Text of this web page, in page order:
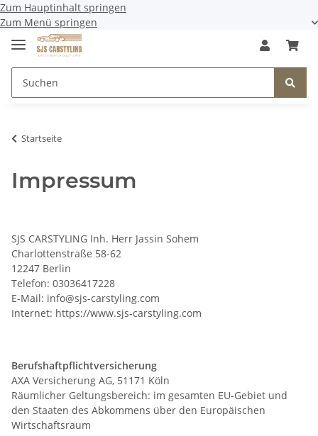
Zum Hauptinhalt springen
Zum Menü springen
Startseite
Impressum
SJS CARSTYLING Inh. Herr Jassin Sohem
Charlottenstraße 58-62
12247 Berlin
Telefon: 03036417228
E-Mail: info@sjs-carstyling.com
Internet: https://www.sjs-carstyling.com
Berufshaftpflichtversicherung
AXA Versicherung AG, 51171 Köln
Räumlicher Geltungsbereich: im gesamten EU-Gebiet und
den Staaten des Abkommens über den Europäischen
Wirtschaftsraum